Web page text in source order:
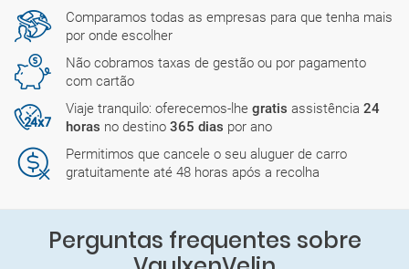
Comparamos todas as empresas para que tenha mais
por onde escolher
Não cobramos taxas de gestão ou por pagamento
com cartão
Viaje tranquilo: oferecemos-lhe gratis assistência 24
horas no destino 365 dias por ano
Permitimos que cancele o seu aluguer de carro
gratuitamente até 48 horas após a recolha
Perguntas frequentes sobre